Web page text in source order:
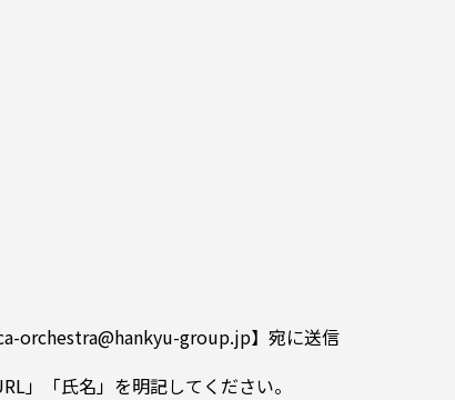
orchestra@hankyu-group.jp】宛に送信
」「氏名」を明記してください。